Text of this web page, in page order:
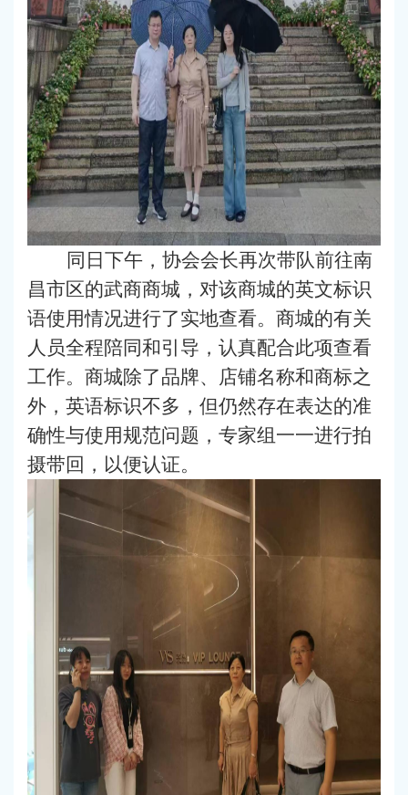
同日下午，协会会长再次带队前往南
昌市区的武商商城，对该商城的英文标识
语使用情况进行了实地查看。商城的有关
人员全程陪同和引导，认真配合此项查看
工作。商城除了品牌、店铺名称和商标之
外，英语标识不多，但仍然存在表达的准
确性与使用规范问题，专家组一一进行拍
摄带回，以便认证。